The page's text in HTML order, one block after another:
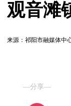
观音滩
来源：祁阳市融媒体中
—分享—